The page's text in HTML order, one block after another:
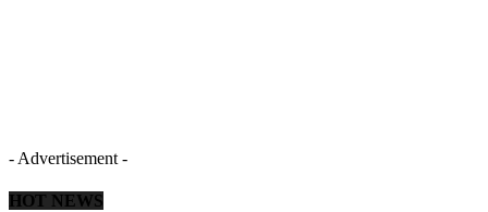
- Advertisement -
HOT NEWS